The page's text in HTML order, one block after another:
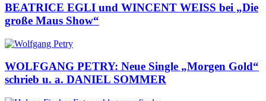
BEATRICE EGLI und WINCENT WEISS bei „Die
große Maus Show“
WOLFGANG PETRY: Neue Single „Morgen Gold“
schrieb u. a. DANIEL SOMMER